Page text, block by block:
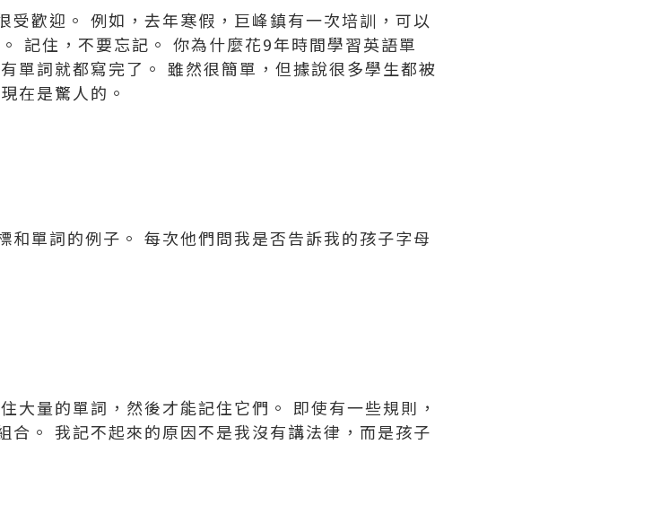
受歡迎。 例如，去年寒假，巨峰鎮有一次培訓，可以
記住，不要忘記。 你為什麼花9年時間學習英語單
單詞就都寫完了。 雖然很簡單，但據說很多學生都被
在是驚人的。
和單詞的例子。 每次他們問我是否告訴我的孩子字母
大量的單詞，然後才能記住它們。 即使有一些規則，
合。 我記不起來的原因不是我沒有講法律，而是孩子